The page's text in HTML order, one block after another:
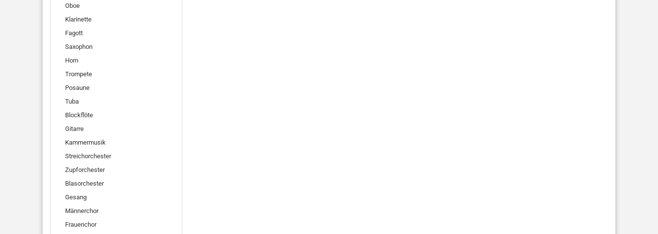
Oboe
Klarinette
Fagott
Saxophon
Horn
Trompete
Posaune
Tuba
Blockflöte
Gitarre
Kammermusik
Streichorchester
Zupforchester
Blasorchester
Gesang
Männerchor
Frauenchor